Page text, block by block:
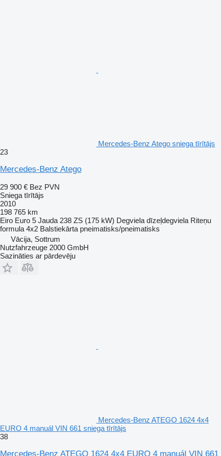
Mercedes-Benz Atego sniega tīrītājs
23
Mercedes-Benz Atego
29 900 € Bez PVN
Sniega tīrītājs
2010
198 765 km
Eiro Euro 5 Jauda 238 ZS (175 kW) Degviela dīzeļdegviela Riteņu
formula 4x2 Balstiekārta pneimatisks/pneimatisks
Vācija, Sottrum
Nutzfahrzeuge 2000 GmbH
Sazināties ar pārdevēju
Mercedes-Benz ATEGO 1624 4x4
EURO 4 manuál VIN 661 sniega tīrītājs
38
Mercedes-Benz ATEGO 1624 4x4 EURO 4 manuál VIN 661